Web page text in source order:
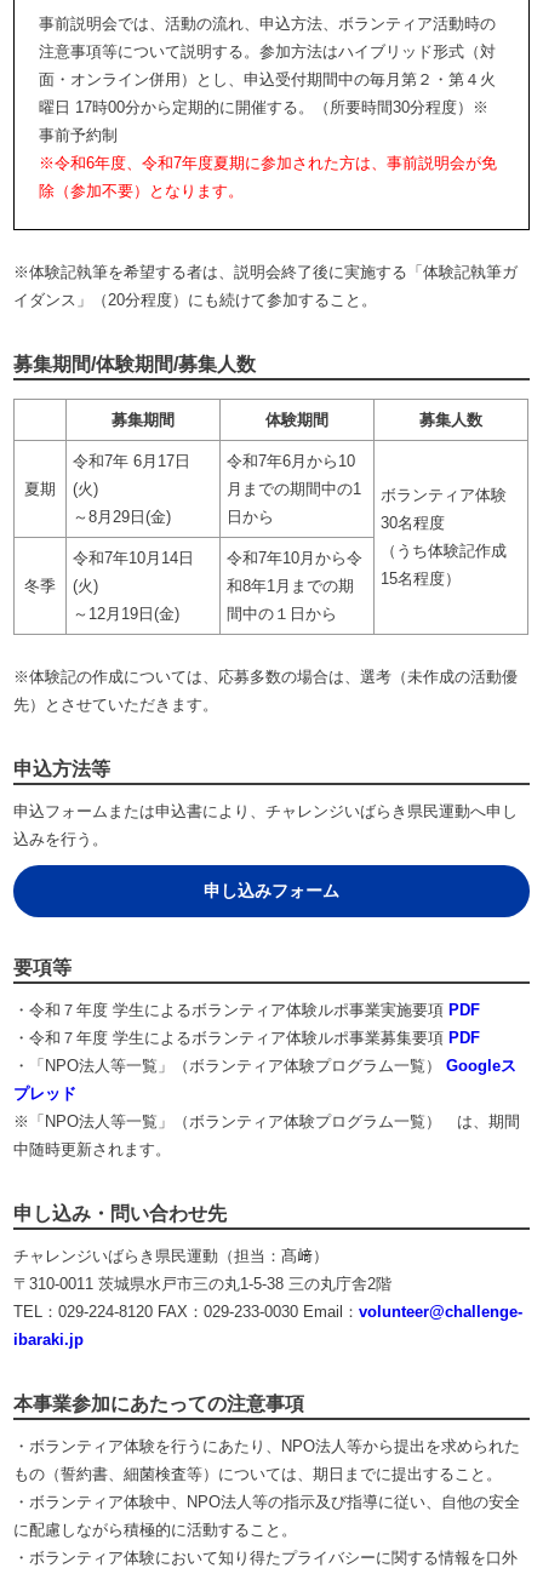
事前説明会では、活動の流れ、申込方法、ボランティア活動時の
注意事項等について説明する。参加方法はハイブリッド形式（対
面・オンライン併用）とし、申込受付期間中の毎月第２・第４火
曜日 17時00分から定期的に開催する。（所要時間30分程度）※
事前予約制
※令和6年度、令和7年度夏期に参加された方は、事前説明会が免
除（参加不要）となります。
※体験記執筆を希望する者は、説明会終了後に実施する「体験記執筆ガ
イダンス」（20分程度）にも続けて参加すること。
募集期間/体験期間/募集人数
募集期間 体験期間 募集人数
夏期
令和7年 6月17日
(火)
～8月29日(金)
令和7年6月から10
月までの期間中の1
日から
ボランティア体験
30名程度
（うち体験記作成
15名程度）
冬季
令和7年10月14日
(火)
～12月19日(金)
令和7年10月から令
和8年1月までの期
間中の１日から
※体験記の作成については、応募多数の場合は、選考（未作成の活動優
先）とさせていただきます。
申込方法等
申込フォームまたは申込書により、チャレンジいばらき県民運動へ申し
込みを行う。
申し込みフォーム
要項等
・令和７年度 学生によるボランティア体験ルポ事業実施要項 PDF
・令和７年度 学生によるボランティア体験ルポ事業募集要項 PDF
・「NPO法人等一覧」（ボランティア体験プログラム一覧）Googleス
プレッド
※「NPO法人等一覧」（ボランティア体験プログラム一覧） は、期間
中随時更新されます。
申し込み・問い合わせ先
チャレンジいばらき県民運動（担当：髙﨑）
〒310-0011 茨城県水戸市三の丸1-5-38 三の丸庁舎2階
TEL：029-224-8120 FAX：029-233-0030 Email：volunteer@challenge-
ibaraki.jp
本事業参加にあたっての注意事項
・ボランティア体験を行うにあたり、NPO法人等から提出を求められた
もの（誓約書、細菌検査等）については、期日までに提出すること。
・ボランティア体験中、NPO法人等の指示及び指導に従い、自他の安全
に配慮しながら積極的に活動すること。
・ボランティア体験において知り得たプライバシーに関する情報を口外